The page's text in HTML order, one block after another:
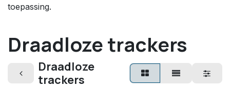
toepassing.
Draadloze trackers
Draadloze
trackers